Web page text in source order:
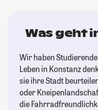
Was geht
Wir haben
Leben in Konstanz
sie ihre Stadt
oder
die